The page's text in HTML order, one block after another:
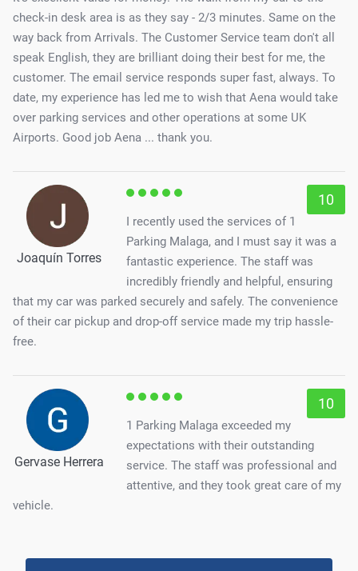
check-in desk area is as they say - 2/3 minutes. Same on the
way back from Arrivals. The Customer Service team don't all
speak English, they are brilliant doing their best for me, the
customer. The email service responds super fast, always. To
date, my experience has led me to wish that Aena would take
over parking services and other operations at some UK
Airports. Good job Aena ... thank you.
Joaquín Torres
10
I recently used the services of 1
Parking Malaga, and I must say it was a
fantastic experience. The staff was
incredibly friendly and helpful, ensuring
that my car was parked securely and safely. The convenience
of their car pickup and drop-off service made my trip hassle-
free.
Gervase Herrera
10
1 Parking Malaga exceeded my
expectations with their outstanding
service. The staff was professional and
attentive, and they took great care of my
vehicle.